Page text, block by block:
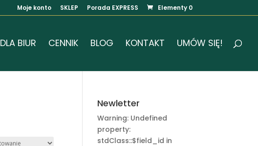
Moje konto SKLEP Porada EXPRESS Elementy 0
DLA BIUR CENNIK BLOG KONTAKT UMÓW SIĘ!
Newletter
Warning: Undefined
property:
stdClass::$field_id in